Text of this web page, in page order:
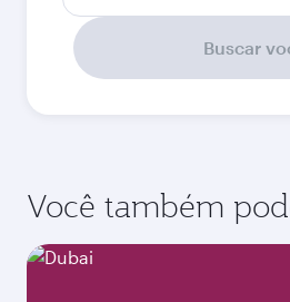
Buscar
Você também